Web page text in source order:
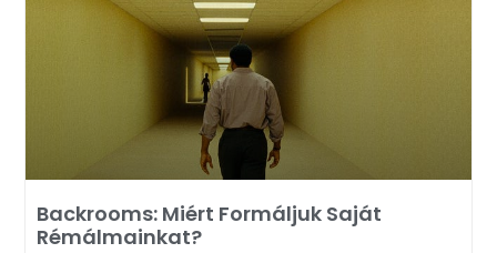
Backrooms: Miért Formáljuk Saját
Rémálmainkat?